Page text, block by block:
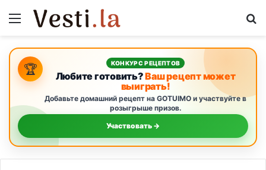
Menu
🏆 КОНКУРС РЕЦЕПТОВ
Любите готовить?Ваш рецепт может
выиграть!
Добавьте домашний рецепт на GOTUIMO и участвуйте в
розыгрыше призов.
Участвовать →